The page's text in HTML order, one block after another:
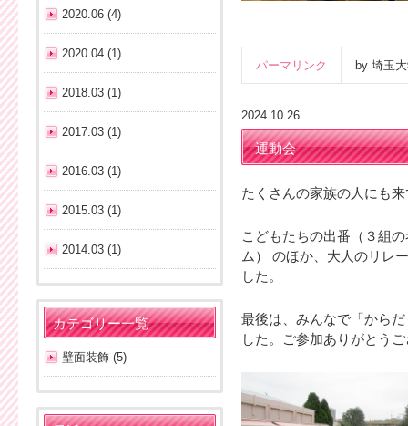
パーマリンク by 埼玉
2024.10.26
運動会
たくさんの家族の人にも
こどもたちの出番（３組
ム） のほか、大人のリレ
した。
最後は、みんなで「から
した。ご参加ありがとう
2020.06 (4)
2020.04 (1)
2018.03 (1)
2017.03 (1)
2016.03 (1)
2015.03 (1)
2014.03 (1)
カテゴリー一覧
壁面装飾 (5)